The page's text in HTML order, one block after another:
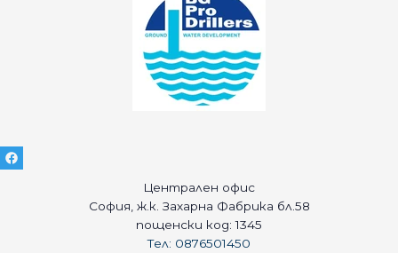
Централен офис
София, ж.к. Захарна Фабрика бл.58
пощенски код: 1345
Тел: 0876501450